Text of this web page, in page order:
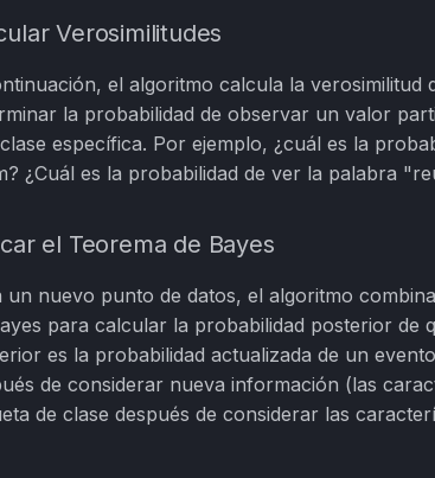
Verosimilitudes
el algoritmo calcula la verosimilitud
la probabilidad de observar un valor
específica. Por ejemplo, ¿cuál es la
¿Cuál es la probabilidad de ver la palabra
el Teorema de Bayes
un nuevo punto de datos, el algoritmo
para calcular la probabilidad posterior de
es la probabilidad actualizada de un
de considerar nueva información (las
de clase después de considerar las